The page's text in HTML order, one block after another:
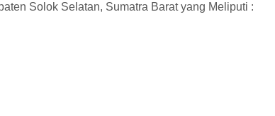
Solok Selatan, Sumatra Barat yang Meliputi :